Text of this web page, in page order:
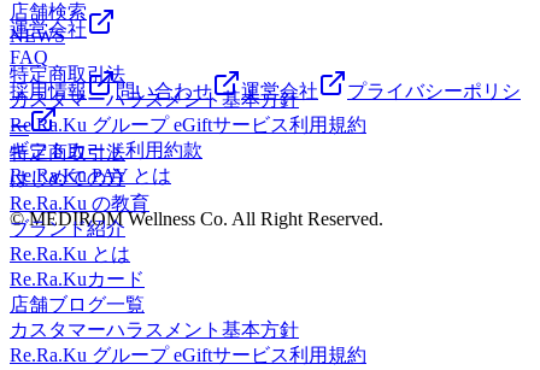
運営会社
特定商取引法
カスタマーハラスメント基本方針
Re.Ra.Ku グループ eGiftサービス利用規約
ギフトカード利用約款
Re.Ra.Ku PAY とは
© MEDIROM Wellness Co. All Right Reserved.
店舗検索
NEWS
FAQ
採用情報
問い合わせ 運営会社
プライバシーポリシ
ー
特定商取引法
はじめての方
Re.Ra.Ku の教育
ブランド紹介
Re.Ra.Ku とは
Re.Ra.Kuカード
店舗ブログ一覧
カスタマーハラスメント基本方針
Re.Ra.Ku グループ eGiftサービス利用規約